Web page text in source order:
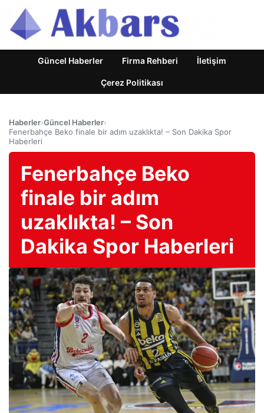
Güncel Haberler Firma Rehberi İletişim
Çerez Politikası
Haberler›Güncel Haberler›
Fenerbahçe Beko finale bir adım uzaklıkta! – Son Dakika Spor
Haberleri
Fenerbahçe Beko
finale bir adım
uzaklıkta! – Son
Dakika Spor Haberleri